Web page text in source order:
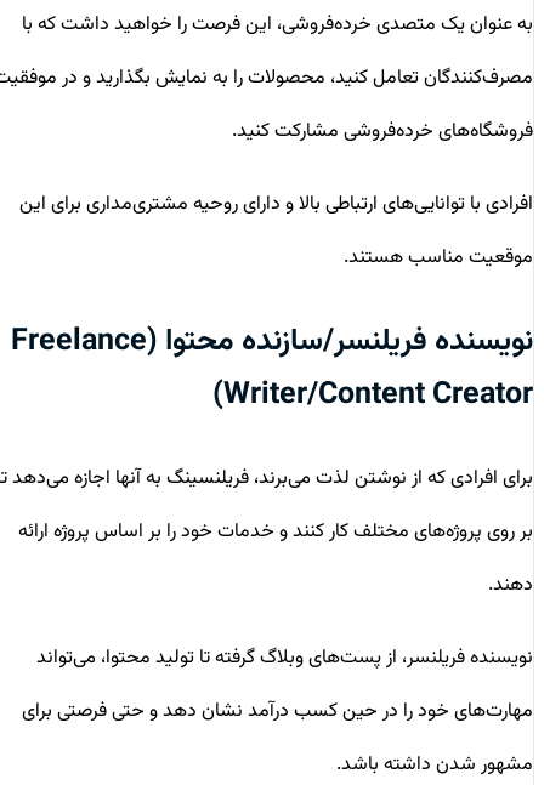
به عنوان یک متصدی خرده‌فروشی، این فرصت را خواهید داشت که با
مصرف‌کنندگان تعامل کنید، محصولات را به نمایش بگذارید و در موفقیت
فروشگاه‌های خرده‌فروشی مشارکت کنید.
افرادی با توانایی‌های ارتباطی بالا و دارای روحیه مشتری‌مداری برای این
موقعیت مناسب هستند.
نویسنده فریلنسر/سازنده محتوا (Freelance
Writer/Content Creator)
برای افرادی که از نوشتن لذت می‌برند، فریلنسینگ به آنها اجازه می‌دهد تا
بر روی پروژه‌های مختلف کار کنند و خدمات خود را بر اساس پروژه ارائه
دهند.
نویسنده فریلنسر، از پست‌های وبلاگ گرفته تا تولید محتوا، می‌تواند
مهارت‌های خود را در حین کسب درآمد نشان دهد و حتی فرصتی برای
مشهور شدن داشته باشد.